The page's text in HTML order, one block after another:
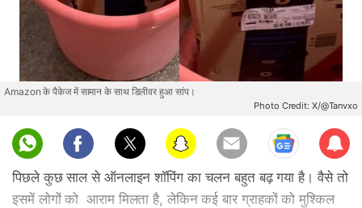
Amazon के पैकेज में सामान के साथ डिलीवर हुआ सांप।
Photo Credit: X/@Tanvxo
Sub
scri
be
पिछले कुछ साल से ऑनलाइन शॉपिंग का चलन बहुत बढ़ गया है। वैसे तो
इसमें लोगों को आराम मिलता है, लेकिन कई बार ग्राहकों को मुश्किल